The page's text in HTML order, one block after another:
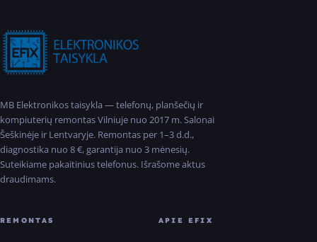
MB Elektronikos taisykla — telefonų, planšečių ir
kompiuterių remontas Vilniuje nuo 2017 m. Salonai
Šeškinėje ir Lentvaryje. Remontas per 1–3 d.d.,
diagnostika nuo 8 €, garantija nuo 3 mėnesių.
Suteikiame pakaitinius telefonus. Išrašome aktus
draudimams.
REMONTAS APIE EFIX